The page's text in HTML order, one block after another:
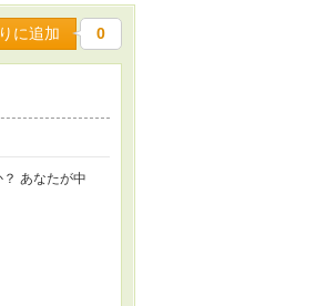
に追加 0
あなたが中